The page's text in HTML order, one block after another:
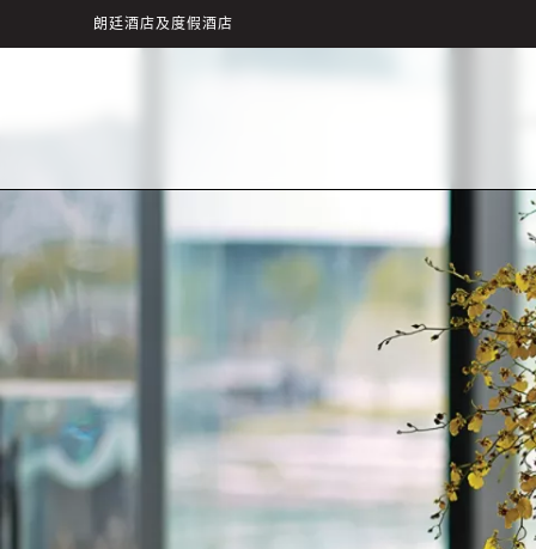
朗廷酒店及度假酒店